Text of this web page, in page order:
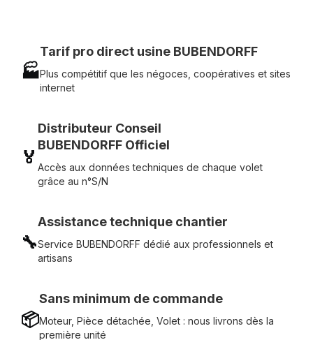
🏭
Tarif pro direct usine BUBENDORFF
Plus compétitif que les négoces, coopératives et sites
internet
🏅
Distributeur Conseil
BUBENDORFF Officiel
Accès aux données techniques de chaque volet
grâce au n°S/N
🔧
Assistance technique chantier
Service BUBENDORFF dédié aux professionnels et
artisans
📦
Sans minimum de commande
Moteur, Pièce détachée, Volet : nous livrons dès la
première unité